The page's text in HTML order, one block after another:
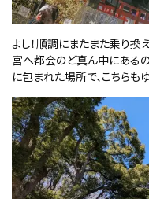
よし！順調にまたまた乗り換
宮へ都会のど真ん中にある
に包まれた場所で、こちらも